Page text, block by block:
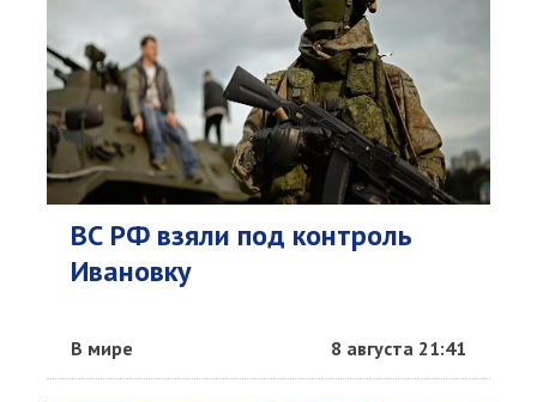
ВС РФ взяли под контроль
Ивановку
В мире 8 августа 21:41